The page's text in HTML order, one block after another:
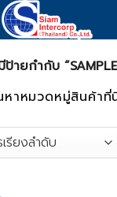
ายกำกับ
หาหมวดหมู่สินค้าที่